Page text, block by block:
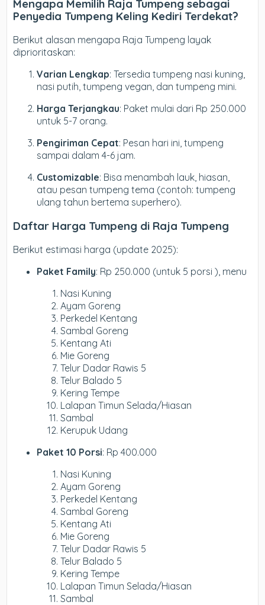
Mengapa Memilih Raja Tumpeng sebagai
Penyedia Tumpeng Keling Kediri Terdekat?
Berikut alasan mengapa Raja Tumpeng layak
diprioritaskan:
Varian Lengkap: Tersedia tumpeng nasi kuning,
nasi putih, tumpeng vegan, dan tumpeng mini.
Harga Terjangkau: Paket mulai dari Rp 250.000
untuk 5-7 orang.
Pengiriman Cepat: Pesan hari ini, tumpeng
sampai dalam 4-6 jam.
Customizable: Bisa menambah lauk, hiasan,
atau pesan tumpeng tema (contoh: tumpeng
ulang tahun bertema superhero).
Daftar Harga Tumpeng di Raja Tumpeng
Berikut estimasi harga (update 2025):
Paket Family: Rp 250.000 (untuk 5 porsi ), menu
Nasi Kuning
Ayam Goreng
Perkedel Kentang
Sambal Goreng
Kentang Ati
Mie Goreng
Telur Dadar Rawis 5
Telur Balado 5
Kering Tempe
Lalapan Timun Selada/Hiasan
Sambal
Kerupuk Udang
Paket 10 Porsi: Rp 400.000
Nasi Kuning
Ayam Goreng
Perkedel Kentang
Sambal Goreng
Kentang Ati
Mie Goreng
Telur Dadar Rawis 5
Telur Balado 5
Kering Tempe
Lalapan Timun Selada/Hiasan
Sambal